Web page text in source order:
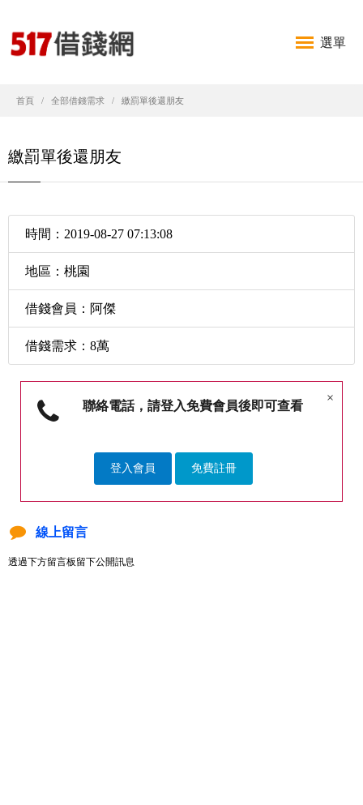
選單
首頁 全部借錢需求 繳罰單後還朋友
繳罰單後還朋友
時間：2019-08-27 07:13:08
地區：桃園
借錢會員：阿傑
借錢需求：8萬
×
聯絡電話，請登入免費會員後即可查看
登入會員 免費註冊
線上留言
透過下方留言板留下公開訊息